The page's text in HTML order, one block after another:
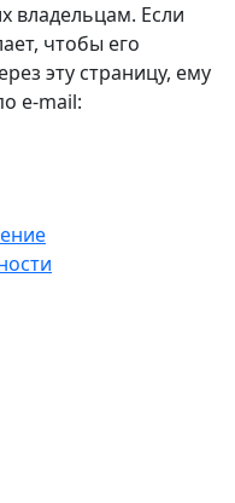
владельцам. Если
чтобы его
эту страницу, ему
e-mail: